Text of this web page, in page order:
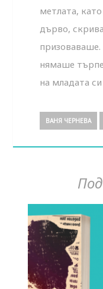
метлата,
дърво,
призоваваше.
нямаше
на младата
ВАНЯ ЧЕРНЕВА